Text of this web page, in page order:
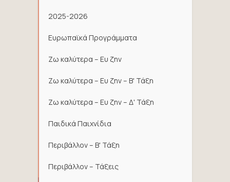
2025-2026
Ευρωπαϊκά Προγράμματα
Ζω καλύτερα – Ευ ζην
Ζω καλύτερα – Ευ ζην – Β' Τάξη
Ζω καλύτερα – Ευ ζην – Δ' Τάξη
Παιδικά Παιχνίδια
Περιβάλλον – Β' Τάξη
Περιβάλλον – Τάξεις